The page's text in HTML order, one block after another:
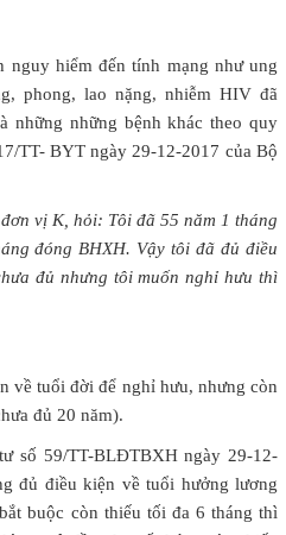
nguy hiểm đến tính mạng như ung
phong, lao nặng, nhiễm HIV đã
những những bệnh khác theo quy
TT- BYT ngày 29-12-2017 của Bộ
vị K, hỏi: Tôi đã 55 năm 1 tháng
đóng BHXH. Vậy tôi đã đủ điều
đủ nhưng tôi muốn nghỉ hưu thì
về tuổi đời để nghỉ hưu, nhưng còn
đủ 20 năm).
số 59/TT-BLĐTBXH ngày 29-12-
đủ điều kiện về tuổi hưởng lương
buộc còn thiếu tối đa 6 tháng thì